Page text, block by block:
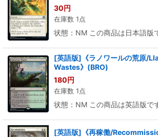
30円
在庫数 1点
状態：NM この商品は日本語版
[英語版]《ラノワールの荒原/
Wastes》(BRO)
180円
在庫数 1点
状態：NM この商品は英語版で
[英語版]《再稼働/